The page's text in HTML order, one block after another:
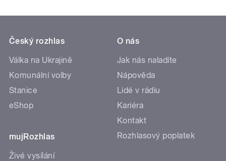
Český rozhlas
Válka na Ukrajině
Komunální volby
Stanice
eShop
mujRozhlas
Živé vysílání
O nás
Jak nás naladíte
Nápověda
Lidé v rádiu
Kariéra
Kontakt
Rozhlasový poplatek